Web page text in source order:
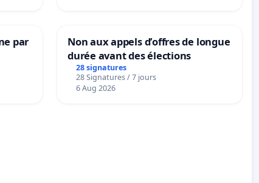
par
Non aux appels d’offres de longue
durée avant des élections
28 signatures
28 Signatures / 7 jours
6 Aug 2026